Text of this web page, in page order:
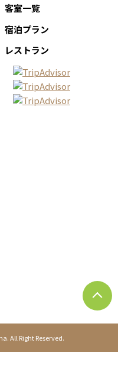
客室一覧
宿泊プラン
レストラン
All Right Reserved.
ペ
ー
ジ
ト
プ